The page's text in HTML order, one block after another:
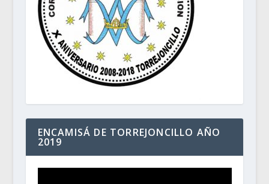
ENCAMISÁ DE TORREJONCILLO AÑO
2019